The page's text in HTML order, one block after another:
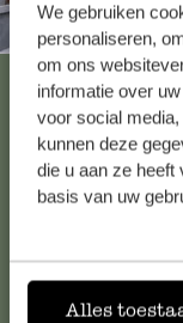
We gebruiken
personaliseren,
om ons
informatie over
voor social
kunnen deze
die u aan ze heeft
basis van uw
Alles
veuillez contacter
nos réponses aux